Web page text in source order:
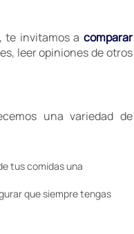
te invitamos a comparar
leer opiniones de otros
una variedad de
tus comidas una
que siempre tengas